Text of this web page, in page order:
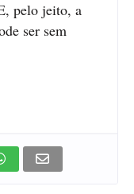
pelo jeito, a
ser sem